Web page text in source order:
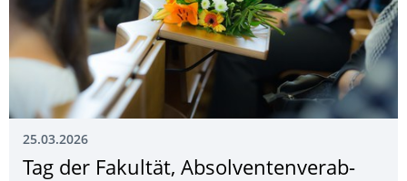
25.03.2026
Tag der Fakultät, Absolventenverab­